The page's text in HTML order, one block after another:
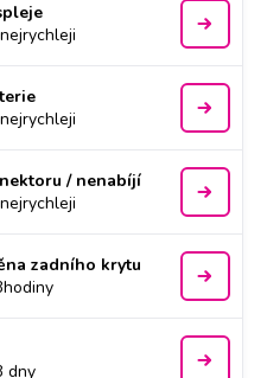
/ nenabíjí
zadního krytu
dny